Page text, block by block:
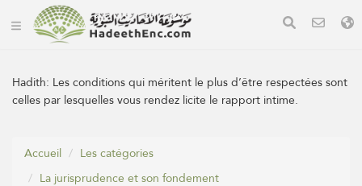
Hadith: Les conditions qui méritent le plus d’être respectées sont
celles par lesquelles vous rendez licite le rapport intime.
Accueil
Les catégories
La jurisprudence et son fondement